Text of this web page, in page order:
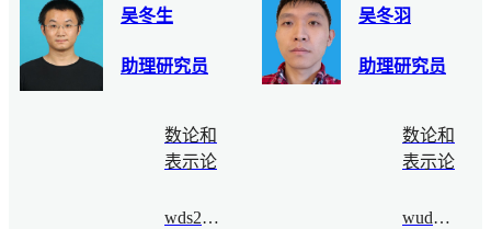
吴冬生
助理研究员
数论和
表示论
wds2021fall@bimsa.cn
吴冬羽
助理研究员
数论和
表示论
wudongyu@bimsa.cn